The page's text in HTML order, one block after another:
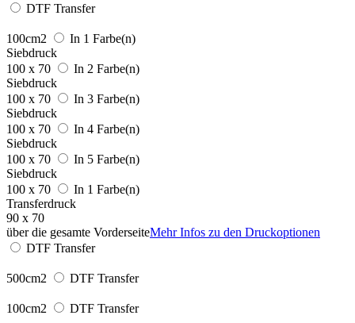
DTF Transfer
100cm2
In 1 Farbe(n)
Siebdruck
100 x 70
In 2 Farbe(n)
Siebdruck
100 x 70
In 3 Farbe(n)
Siebdruck
100 x 70
In 4 Farbe(n)
Siebdruck
100 x 70
In 5 Farbe(n)
Siebdruck
100 x 70
In 1 Farbe(n)
Transferdruck
90 x 70
über die gesamte VorderseiteMehr Infos zu den Druckoptionen
DTF Transfer
500cm2 DTF Transfer
100cm2 DTF Transfer